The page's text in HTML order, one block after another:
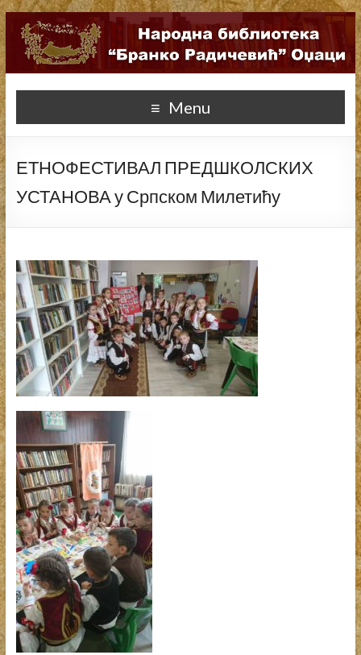
Menu
ЕТНОФЕСТИВАЛ ПРЕДШКОЛСКИХ
УСТАНОВА у Српском Милетићу